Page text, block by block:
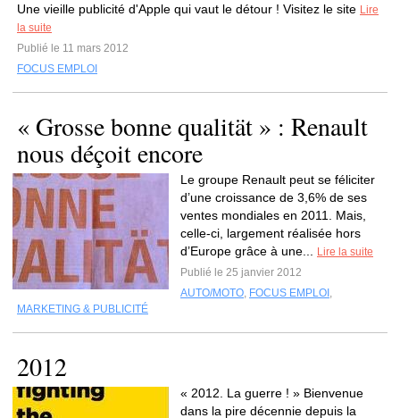
Une vieille publicité d'Apple qui vaut le détour ! Visitez le site Lire
la suite
Publié le 11 mars 2012
FOCUS EMPLOI
« Grosse bonne qualität » : Renault
nous déçoit encore
Le groupe Renault peut se féliciter
d’une croissance de 3,6% de ses
ventes mondiales en 2011. Mais,
celle-ci, largement réalisée hors
d’Europe grâce à une...
Lire la suite
Publié le 25 janvier 2012
AUTO/MOTO, FOCUS EMPLOI ,
MARKETING & PUBLICITÉ
2012
« 2012. La guerre ! » Bienvenue
dans la pire décennie depuis la